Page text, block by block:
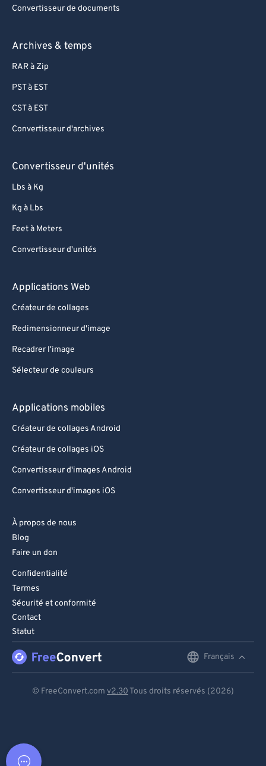
Convertisseur de documents
Archives & temps
RAR à Zip
PST à EST
CST à EST
Convertisseur d'archives
Convertisseur d'unités
Lbs à Kg
Kg à Lbs
Feet à Meters
Convertisseur d'unités
Applications Web
Créateur de collages
Redimensionneur d'image
Recadrer l'image
Sélecteur de couleurs
Applications mobiles
Créateur de collages Android
Créateur de collages iOS
Convertisseur d'images Android
Convertisseur d'images iOS
À propos de nous
Blog
Faire un don
Confidentialité
Termes
Sécurité et conformité
Contact
Statut
Français
© FreeConvert.com v2.30 Tous droits réservés (2026)